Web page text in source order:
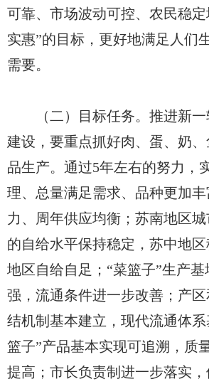
可靠、市场波动可控、农民稳定
实惠”的目标，更好地满足人们
需要。
（二）目标任务。推进新一
建设，要重点抓好肉、蛋、奶
品生产。通过5年左右的努力，
理、总量满足需求、品种更加
力、周年供应均衡；苏南地区城
的自给水平保持稳定，苏中地
地区自给自足；“菜篮子”生产
强，流通条件进一步改善；产
结机制基本建立，现代流通体
篮子”产品基本实现可追溯，质
提高；市长负责制进一步落实